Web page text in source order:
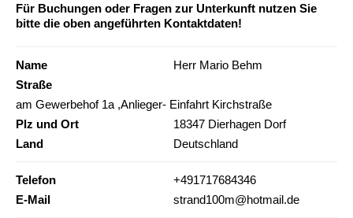
Für Buchungen oder Fragen zur Unterkunft nutzen Sie
bitte die oben angeführten Kontaktdaten!
Name
Herr Mario Behm
Straße
am Gewerbehof 1a ,Anlieger- Einfahrt Kirchstraße
Plz und Ort
18347 Dierhagen Dorf
Land
Deutschland
Telefon
+491717684346
E-Mail
strand100m@hotmail.de